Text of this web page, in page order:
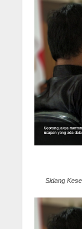
Sidang